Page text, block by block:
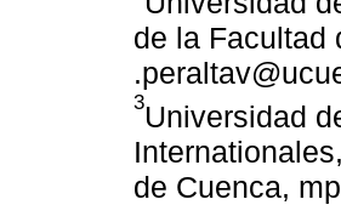
de la Facultad
3Universidad
de Cuenca,